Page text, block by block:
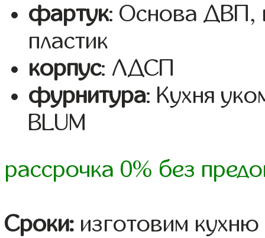
фартук: Основа ДВП,
пластик
корпус: ЛДСП
фурнитура: Кухня
BLUM
рассрочка 0% без
Сроки: изготовим